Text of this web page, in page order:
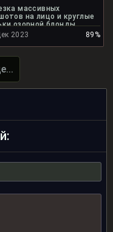
массивных
на лицо и круглые
озорной блонды
2023
89%